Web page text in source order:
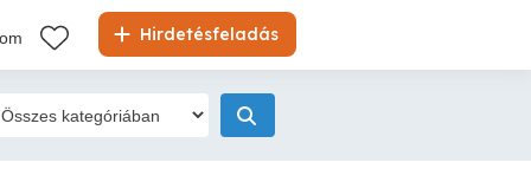
Hirdetésfeladás